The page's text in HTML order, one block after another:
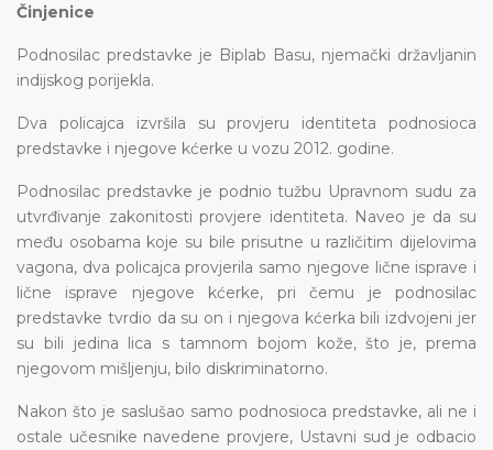
Činjenice
Podnosilac predstavke je Biplab Basu, njemački državljanin
indijskog porijekla.
Dva policajca izvršila su provjeru identiteta podnosioca
predstavke i njegove kćerke u vozu 2012. godine.
Podnosilac predstavke je podnio tužbu Upravnom sudu za
utvrđivanje zakonitosti provjere identiteta. Naveo je da su
među osobama koje su bile prisutne u različitim dijelovima
vagona, dva policajca provjerila samo njegove lične isprave i
lične isprave njegove kćerke, pri čemu je podnosilac
predstavke tvrdio da su on i njegova kćerka bili izdvojeni jer
su bili jedina lica s tamnom bojom kože, što je, prema
njegovom mišljenju, bilo diskriminatorno.
Nakon što je saslušao samo podnosioca predstavke, ali ne i
ostale učesnike navedene provjere, Ustavni sud je odbacio